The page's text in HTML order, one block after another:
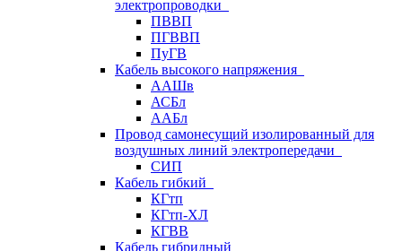
электропроводки
ПВВП
ПГВВП
ПуГВ
Кабель высокого напряжения
ААШв
АСБл
ААБл
Провод самонесущий изолированный для
воздушных линий электропередачи
СИП
Кабель гибкий
КГтп
КГтп-ХЛ
КГВВ
Кабель гибридный